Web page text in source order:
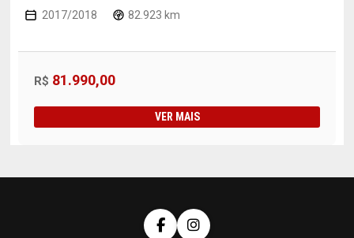
2017/2018 82.923 km
R$ 81.990,00
VER MAIS